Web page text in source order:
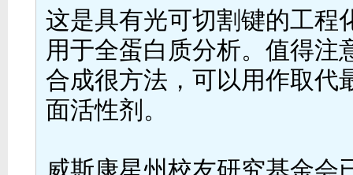
这是具有光可切割键的工程
用于全蛋白质分析。值得注
合成很方法，可以用作取代
面活性剂。